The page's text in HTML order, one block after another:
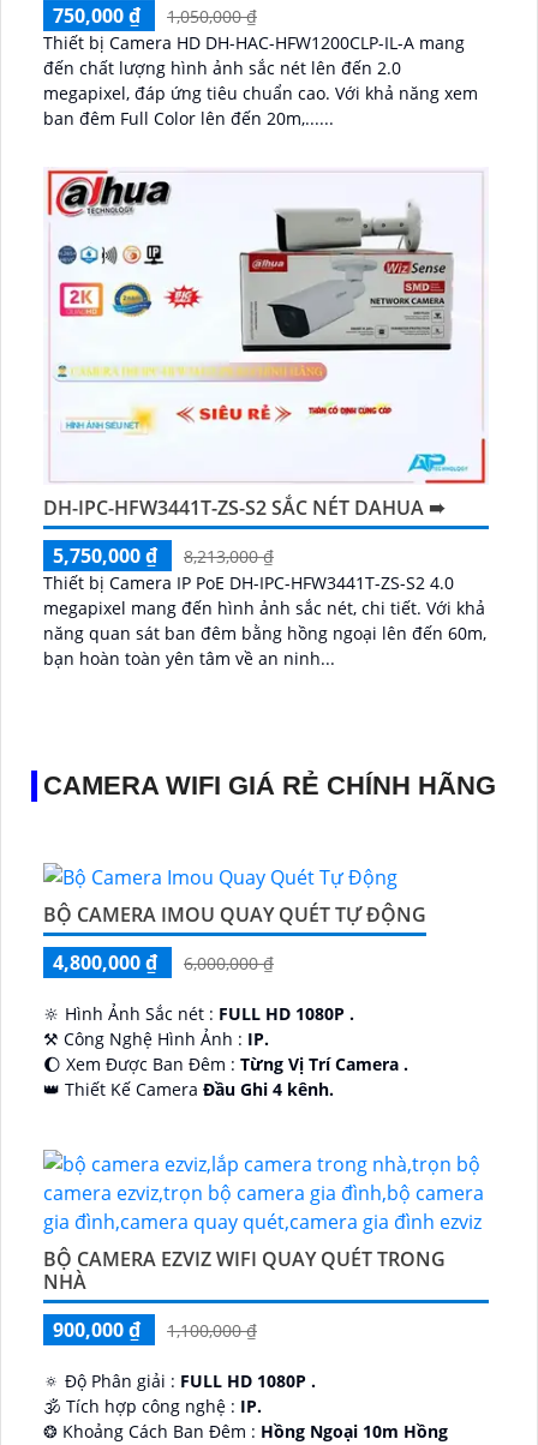
750,000 ₫
1,050,000 ₫
Thiết bị Camera HD DH-HAC-HFW1200CLP-IL-A mang
đến chất lượng hình ảnh sắc nét lên đến 2.0
megapixel, đáp ứng tiêu chuẩn cao. Với khả năng xem
ban đêm Full Color lên đến 20m,......
DH-IPC-HFW3441T-ZS-S2 SẮC NÉT DAHUA ➠
5,750,000 ₫
8,213,000 ₫
Thiết bị Camera IP PoE DH-IPC-HFW3441T-ZS-S2 4.0
megapixel mang đến hình ảnh sắc nét, chi tiết. Với khả
năng quan sát ban đêm bằng hồng ngoại lên đến 60m,
bạn hoàn toàn yên tâm về an ninh...
CAMERA WIFI GIÁ RẺ CHÍNH HÃNG
BỘ CAMERA IMOU QUAY QUÉT TỰ ĐỘNG
4,800,000 ₫
6,000,000 ₫
🔆 Hình Ảnh Sắc nét : FULL HD 1080P .
⚒ Công Nghệ Hình Ảnh : IP.
🌔 Xem Được Ban Đêm : Từng Vị Trí Camera .
👑 Thiết Kế Camera Đầu Ghi 4 kênh.
BỘ CAMERA EZVIZ WIFI QUAY QUÉT TRONG
NHÀ
900,000 ₫
1,100,000 ₫
🔅 Độ Phân giải : FULL HD 1080P .
🕉️ Tích hợp công nghệ : IP.
❂ Khoảng Cách Ban Đêm : Hồng Ngoại 10m Hồng